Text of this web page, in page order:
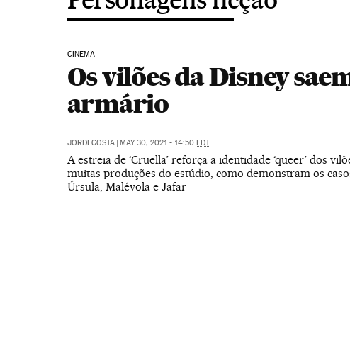
CINEMA
Os vilões da Disney
armário
JORDI COSTA | MAY 30, 2021 - 14:50 EDT
A estreia de ‘Cruella’ reforça a identidade ‘queer’ dos
muitas produções do estúdio, como demonstram os
Úrsula, Malévola e Jafar